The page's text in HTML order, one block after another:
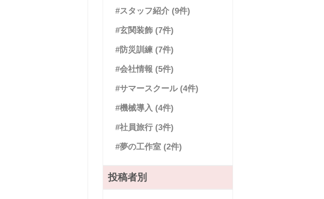
#スタッフ紹介 (9件)
#玄関装飾 (7件)
#防災訓練 (7件)
#会社情報 (5件)
#サマースクール (4件)
#機械導入 (4件)
#社員旅行 (3件)
#夢の工作室 (2件)
投稿者別